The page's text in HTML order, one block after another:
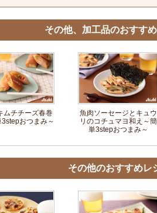
その他、加工品のおすす
ムチチーズ春巻
3stepおつまみ～
魚肉ソーセージとキュウ
リのコチュマヨ和え～簡
単3stepおつまみ～
その他のおすすめレ